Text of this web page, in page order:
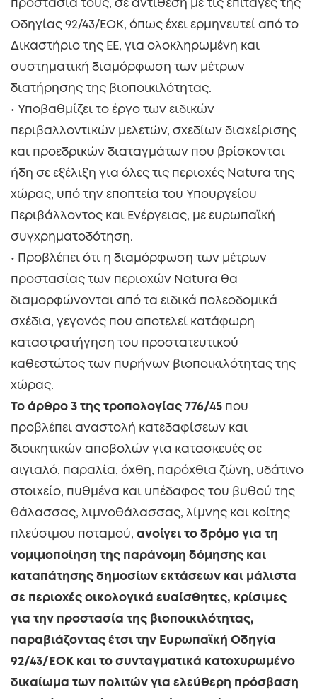
προστασία τους, σε αντίθεση με τις επιταγές της
Οδηγίας 92/43/ΕΟΚ, όπως έχει ερμηνευτεί από το
Δικαστήριο της ΕΕ, για ολοκληρωμένη και
συστηματική διαμόρφωση των μέτρων
διατήρησης της βιοποικιλότητας.
• Υποβαθμίζει το έργο των ειδικών
περιβαλλοντικών μελετών, σχεδίων διαχείρισης
και προεδρικών διαταγμάτων που βρίσκονται
ήδη σε εξέλιξη για όλες τις περιοχές Natura της
χώρας, υπό την εποπτεία του Υπουργείου
Περιβάλλοντος και Ενέργειας, με ευρωπαϊκή
συγχρηματοδότηση.
• Προβλέπει ότι η διαμόρφωση των μέτρων
προστασίας των περιοχών Natura θα
διαμορφώνονται από τα ειδικά πολεοδομικά
σχέδια, γεγονός που αποτελεί κατάφωρη
καταστρατήγηση του προστατευτικού
καθεστώτος των πυρήνων βιοποικιλότητας της
χώρας.
Το άρθρο 3 της τροπολογίας 776/45 που
προβλέπει αναστολή κατεδαφίσεων και
διοικητικών αποβολών για κατασκευές σε
αιγιαλό, παραλία, όχθη, παρόχθια ζώνη, υδάτινο
στοιχείο, πυθμένα και υπέδαφος του βυθού της
θάλασσας, λιμνοθάλασσας, λίμνης και κοίτης
πλεύσιμου ποταμού, ανοίγει το δρόμο για τη
νομιμοποίηση της παράνομη δόμησης και
καταπάτησης δημοσίων εκτάσεων και μάλιστα
σε περιοχές οικολογικά ευαίσθητες, κρίσιμες
για την προστασία της βιοποικιλότητας,
παραβιάζοντας έτσι την Ευρωπαϊκή Οδηγία
92/43/ΕΟΚ και το συνταγματικά κατοχυρωμένο
δικαίωμα των πολιτών για ελεύθερη πρόσβαση